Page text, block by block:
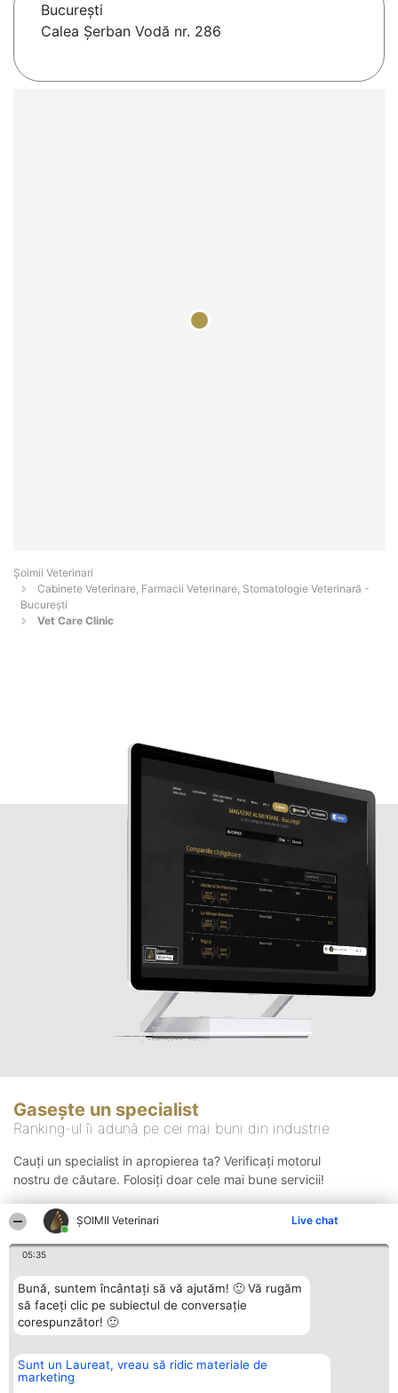
ȘOIMII Veterinari Live chat
05:35
Bună, suntem încântați să vă ajutăm! 🙂 Vă rugăm
să faceți clic pe subiectul de conversație
corespunzător! 🙂
Sunt un Laureat, vreau să ridic materiale de
marketing
Bucureşti
Calea Șerban Vodă nr. 286
Șoimii Veterinari
Cabinete Veterinare, Farmacii Veterinare, Stomatologie Veterinară -
Bucureşti
Vet Care Clinic
Gasește un specialist
Ranking-ul îi adună pe cei mai buni din industrie
Cauți un specialist in apropierea ta? Verificați motorul
nostru de căutare. Folosiți doar cele mai bune servicii!
Organizator Ranking
BRIGHT SOLUTIONS BR SRL
Plebiscyt Contact